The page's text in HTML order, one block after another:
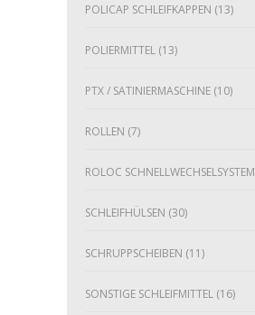
POLICAP SCHLEIFKAPPEN (13)
POLIERMITTEL (13)
PTX / SATINIERMASCHINE (10)
ROLLEN (7)
ROLOC SCHNELLWECHSELSYSTEM
SCHLEIFHÜLSEN (30)
SCHRUPPSCHEIBEN (11)
SONSTIGE SCHLEIFMITTEL (16)